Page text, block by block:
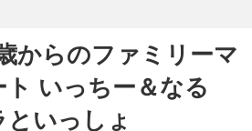
らのファミリーマ
いっちー＆なる
いっしょ